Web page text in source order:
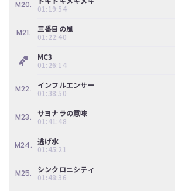
M20.
01:19:54
M21.
三番目の風
01:22:40
MC3
01:26:14
M22.
インフルエンサー
01:38:50
M23.
サヨナラの意味
01:41:48
M24. 逃げ水
01:45:21
M25.
シンクロニシティ
01:48:36